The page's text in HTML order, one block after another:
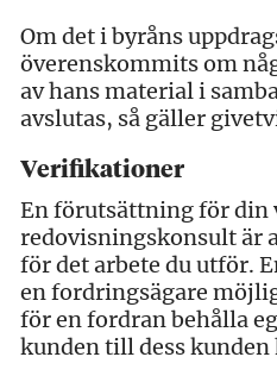
Om det i byråns
överenskommits om
av hans material i
avslutas, så gäller
Verifikationer
En förutsättning för din
redovisningskonsult är
för det arbete du utför.
en fordringsägare
för en fordran behålla
kunden till dess kunden